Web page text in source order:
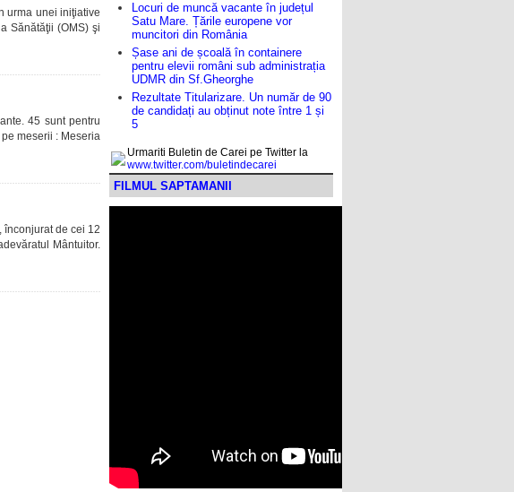
urma unei iniţiative
Sănătăţii (OMS) şi
45 sunt pentru
meserii : Meseria
înconjurat de cei 12
Mântuitor.
Locuri de muncă vacante în județul
Satu Mare. Țările europene vor
muncitori din România
Șase ani de școală în containere
pentru elevii români sub administrația
UDMR din Sf.Gheorghe
Rezultate Titularizare. Un număr de 90
de candidați au obținut note între 1 și
5
Urmariti Buletin de Carei pe Twitter la
www.twitter.com/buletindecarei
FILMUL SAPTAMANII